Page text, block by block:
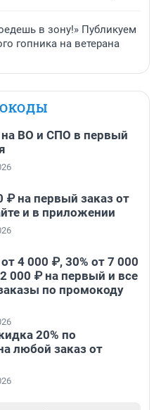
в зону!» Публикуем
гопника на ветерана
на ВО и СПО в первый
₽ на первый заказ от
и в приложении
4 000 ₽, 30% от 7 000
000 ₽ на первый и все
по промокоду
20% по
любой заказ от